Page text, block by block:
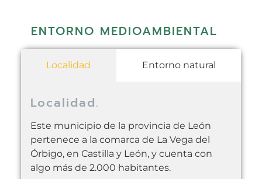
ENTORNO MEDIOAMBIENTAL
Localidad Entorno natural
Localidad.
Este municipio de la provincia de León
pertenece a la comarca de La Vega del
Órbigo, en Castilla y León, y cuenta con
algo más de 2.000 habitantes.